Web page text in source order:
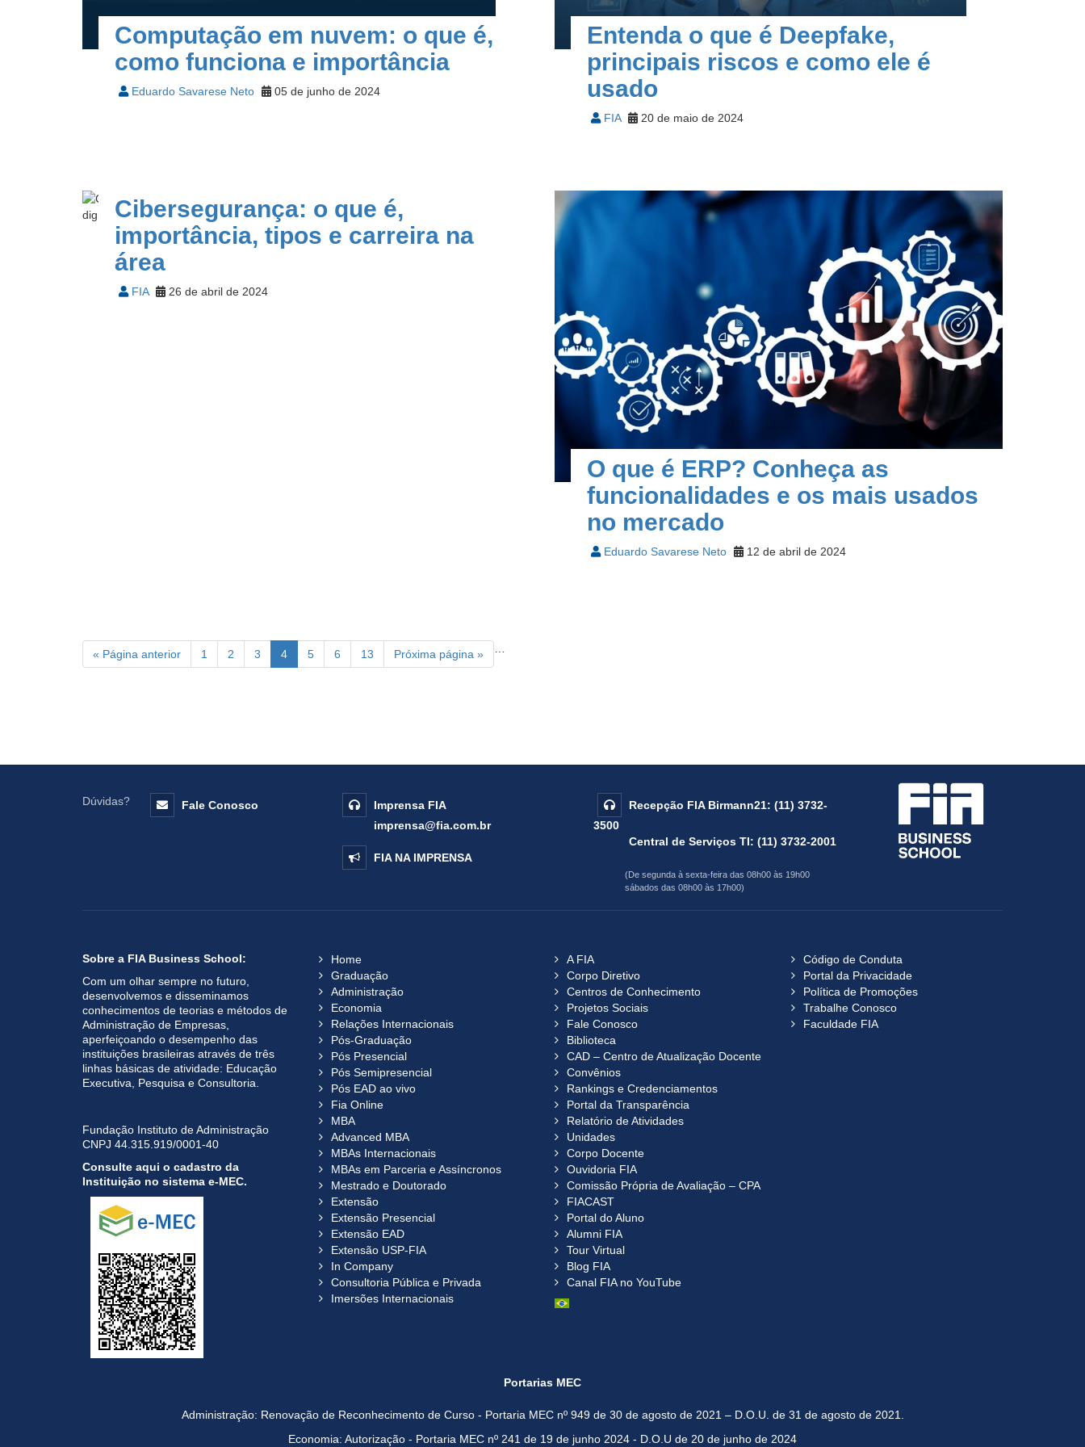
Computação em nuvem: o que é,
como funciona e importância
Eduardo Savarese Neto 05 de junho de 2024
Entenda o que é Deepfake,
principais riscos e como ele é
usado
FIA 20 de maio de 2024
Cibersegurança: o que é,
importância, tipos e carreira na
área
FIA 26 de abril de 2024
O que é ERP? Conheça as
funcionalidades e os mais usados
no mercado
Eduardo Savarese Neto 12 de abril de 2024
« Página anterior 1 2 3 4 5 6 13 Próxima página »
Dúvidas? Fale Conosco
Imprensa FIA
imprensa@fia.com.br
FIA NA IMPRENSA
Recepção FIA Birmann21:(11) 3732-
3500
Central de Serviços TI:(11) 3732-2001
(De segunda à sexta-feira das 08h00 às 19h00
sábados das 08h00 às 17h00)
Sobre a FIA Business School:
Com um olhar sempre no futuro,
desenvolvemos e disseminamos
conhecimentos de teorias e métodos de
Administração de Empresas,
aperfeiçoando o desempenho das
instituições brasileiras através de três
linhas básicas de atividade: Educação
Executiva, Pesquisa e Consultoria.
Fundação Instituto de Administração
CNPJ 44.315.919/0001-40
Consulte aqui o cadastro da
Instituição no sistema e-MEC.
Home
Graduação
Administração
Economia
Relações Internacionais
Pós-Graduação
Pós Presencial
Pós Semipresencial
Pós EAD ao vivo
Fia Online
MBA
Advanced MBA
MBAs Internacionais
MBAs em Parceria e Assíncronos
Mestrado e Doutorado
Extensão
Extensão Presencial
Extensão EAD
Extensão USP-FIA
In Company
Consultoria Pública e Privada
Imersões Internacionais
A FIA
Corpo Diretivo
Centros de Conhecimento
Projetos Sociais
Fale Conosco
Biblioteca
CAD – Centro de Atualização Docente
Convênios
Rankings e Credenciamentos
Portal da Transparência
Relatório de Atividades
Unidades
Corpo Docente
Ouvidoria FIA
Comissão Própria de Avaliação – CPA
FIACAST
Portal do Aluno
Alumni FIA
Tour Virtual
Blog FIA
Canal FIA no YouTube
Código de Conduta
Portal da Privacidade
Política de Promoções
Trabalhe Conosco
Faculdade FIA
Portarias MEC
Administração: Renovação de Reconhecimento de Curso - Portaria MEC nº 949 de 30 de agosto de 2021 – D.O.U. de 31 de agosto de 2021.
Economia: Autorização - Portaria MEC nº 241 de 19 de junho 2024 - D.O.U de 20 de junho de 2024